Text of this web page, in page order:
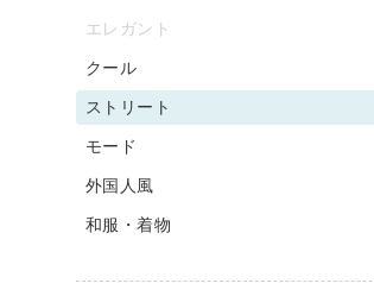
エレガント
クール
ストリート
モード
外国人風
和服・着物